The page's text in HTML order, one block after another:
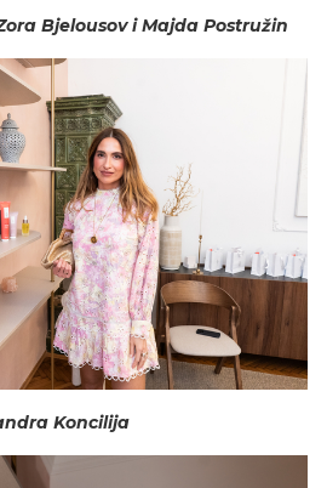
Bjelousov i Majda Postružin
Koncilija